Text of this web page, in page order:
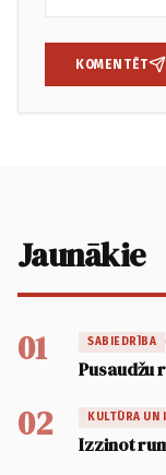
KOMENTĒT
Jaunākie
01 SABIEDRĪBA
Pusaudžu
02 KULTŪRA UN
Izzinot